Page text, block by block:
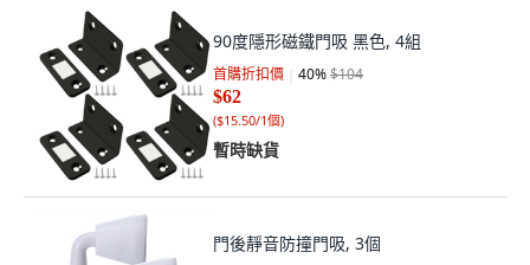
90度隱形磁鐵門吸 黑色, 4組
首購折扣價 40%$104
$62
($15.50/1個)
暫時缺貨
門後靜音防撞門吸, 3個